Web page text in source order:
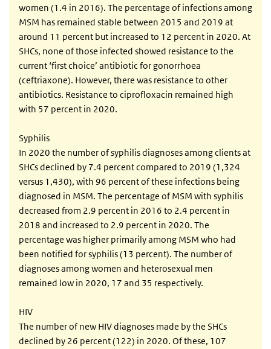
women (1.4 in 2016). The percentage of infections among
MSM has remained stable between 2015 and 2019 at
around 11 percent but increased to 12 percent in 2020. At
SHCs, none of those infected showed resistance to the
current ‘first choice’ antibiotic for gonorrhoea
(ceftriaxone). However, there was resistance to other
antibiotics. Resistance to ciprofloxacin remained high
with 57 percent in 2020.
Syphilis
In 2020 the number of syphilis diagnoses among clients at
SHCs declined by 7.4 percent compared to 2019 (1,324
versus 1,430), with 96 percent of these infections being
diagnosed in MSM. The percentage of MSM with syphilis
decreased from 2.9 percent in 2016 to 2.4 percent in
2018 and increased to 2.9 percent in 2020. The
percentage was higher primarily among MSM who had
been notified for syphilis (13 percent). The number of
diagnoses among women and heterosexual men
remained low in 2020, 17 and 35 respectively.
HIV
The number of new HIV diagnoses made by the SHCs
declined by 26 percent (122) in 2020. Of these, 107